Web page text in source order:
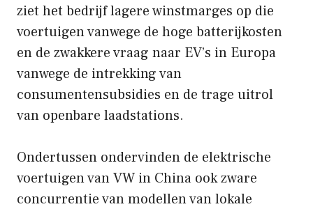
ziet het bedrijf lagere winstmarges op die
voertuigen vanwege de hoge batterijkosten
en de zwakkere vraag naar EV’s in Europa
vanwege de intrekking van
consumentensubsidies en de trage uitrol
van openbare laadstations.
Ondertussen ondervinden de elektrische
voertuigen van VW in China ook zware
concurrentie van modellen van lokale